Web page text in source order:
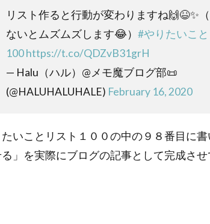
リスト作ると行動が変わりますね🙌😆✨
ないとムズムズします😂） #やりたいこと
100https://t.co/QDZvB31grH
— Halu（ハル）@メモ魔ブログ部📜
(@HALUHALUHALE) February 16, 2020
いことリスト１００の中の９８番目に
」を実際にブログの記事として完成さ